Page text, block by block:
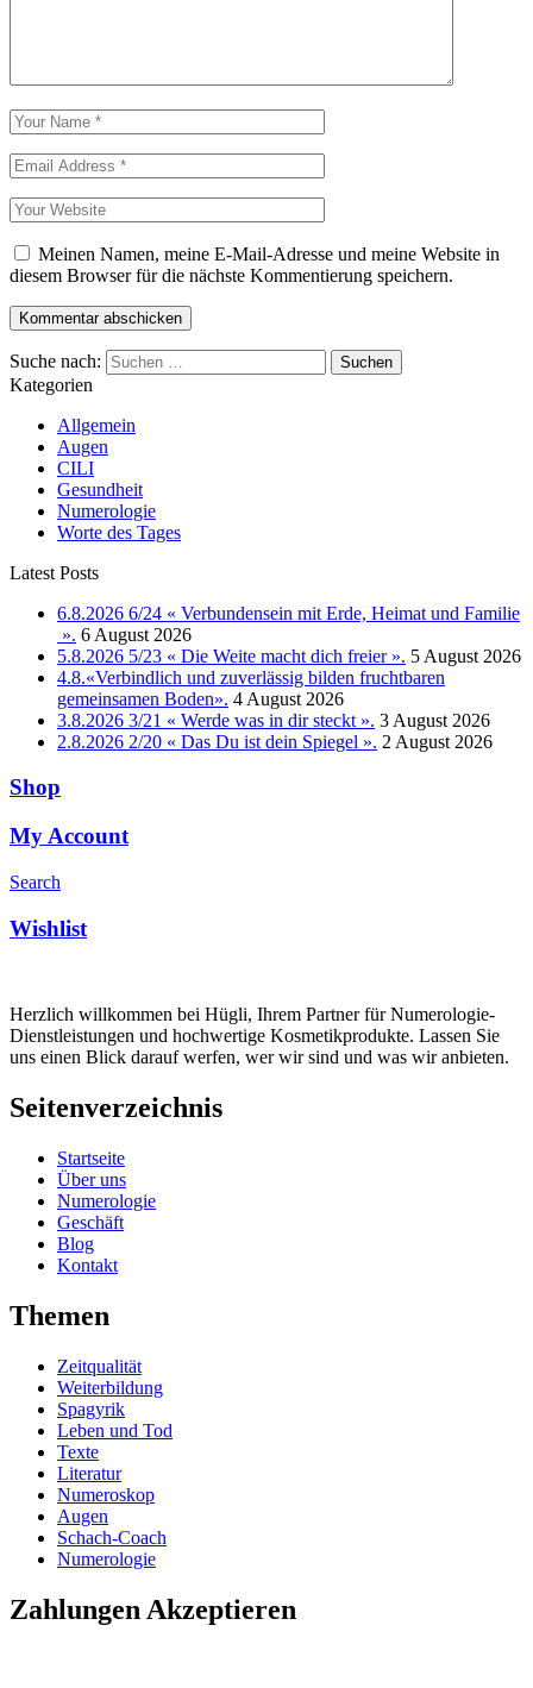
Meinen Namen, meine E-Mail-Adresse und meine Website in
diesem Browser für die nächste Kommentierung speichern.
Suche nach:
Kategorien
Allgemein
Augen
CILI
Gesundheit
Numerologie
Worte des Tages
Latest Posts
6.8.2026 6/24 « Verbundensein mit Erde, Heimat und Familie
». 6 August 2026
5.8.2026 5/23 « Die Weite macht dich freier ». 5 August 2026
4.8.«Verbindlich und zuverlässig bilden fruchtbaren
gemeinsamen Boden». 4 August 2026
3.8.2026 3/21 « Werde was in dir steckt ». 3 August 2026
2.8.2026 2/20 « Das Du ist dein Spiegel ». 2 August 2026
Shop
My Account
Search
Wishlist
Herzlich willkommen bei Hügli, Ihrem Partner für Numerologie-
Dienstleistungen und hochwertige Kosmetikprodukte. Lassen Sie
uns einen Blick darauf werfen, wer wir sind und was wir anbieten.
Seitenverzeichnis
Startseite
Über uns
Numerologie
Geschäft
Blog
Kontakt
Themen
Zeitqualität
Weiterbildung
Spagyrik
Leben und Tod
Texte
Literatur
Numeroskop
Augen
Schach-Coach
Numerologie
Zahlungen Akzeptieren